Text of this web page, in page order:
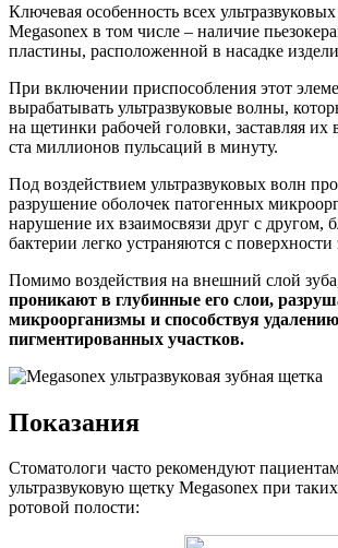
Ключевая особенность всех
Megasonex в том числе – наличие
пластины, расположенной в насадке
При включении приспособления этот
вырабатывать ультразвуковые волны,
на щетинки рабочей головки, заставляя их
ста миллионов пульсаций в минуту.
Под воздействием ультразвуковых волн
разрушение оболочек патогенных
нарушение их взаимосвязи друг с другом,
бактерии легко устраняются с поверхности
Помимо воздействия на внешний слой
проникают в глубинные его слои,
микроорганизмы и способствуя удалению
пигментированных участков.
Показания
Стоматологи часто рекомендуют
ультразвуковую щетку Megasonex при
ротовой полости: